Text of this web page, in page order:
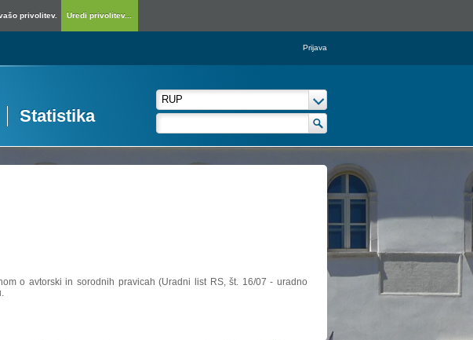
privolitev. Uredi privolitev...
Prijava
Statistika
o avtorski in sorodnih pravicah (Uradni list RS, št. 16/07 - uradno